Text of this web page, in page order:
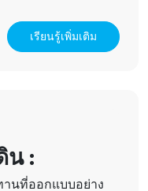
เรียนรู้เพิ่มเติม
น :
นที่ออกแบบอย่าง